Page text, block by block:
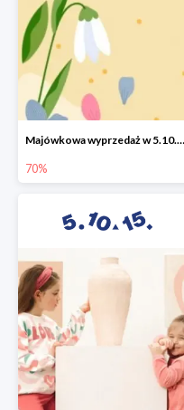
Majówkowa wyprzedaż w 5.10.15 do -70%
70%